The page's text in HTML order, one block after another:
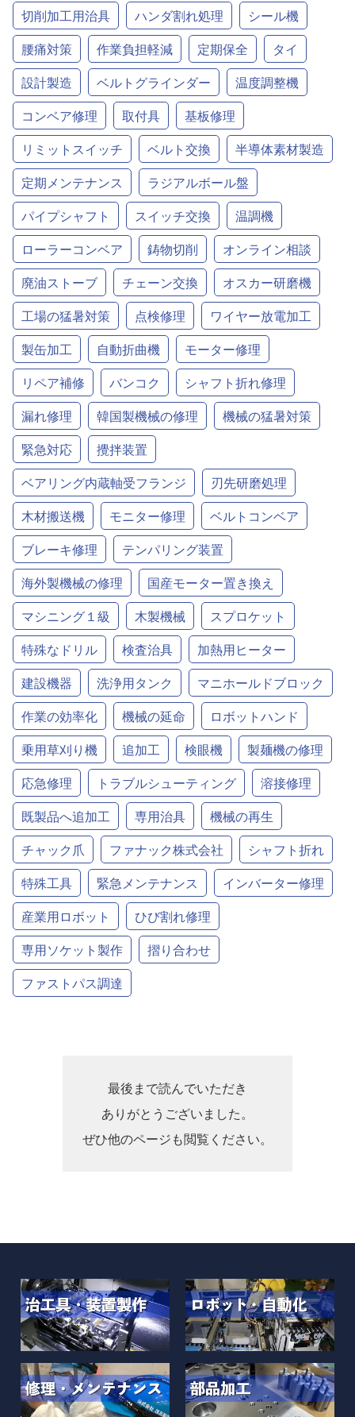
切削加工用治具
ハンダ割れ処理
シール機
腰痛対策
作業負担軽減 定期保全
タイ
設計製造
ベルトグラインダー
温度調整機
コンベア修理
取付具
基板修理
リミットスイッチ
ベルト交換
半導体素材製造
定期メンテナンス
ラジアルボール盤
パイプシャフト
スイッチ交換
温調機
ローラーコンベア
鋳物切削
オンライン相談
廃油ストーブ
チェーン交換
オスカー研磨機
工場の猛暑対策
点検修理
ワイヤー放電加工
製缶加工
自動折曲機
モーター修理
リペア補修
バンコク
シャフト折れ修理
漏れ修理
韓国製機械の修理
機械の猛暑対策
緊急対応
攪拌装置
ベアリング内蔵軸受フランジ
刃先研磨処理
木材搬送機
モニター修理
ベルトコンベア
ブレーキ修理
テンパリング装置
海外製機械の修理
国産モーター置き換え
マシニング１級
木製機械
スプロケット
特殊なドリル
検査治具
加熱用ヒーター
建設機器
洗浄用タンク
マニホールドブロック
作業の効率化
機械の延命
ロボットハンド
乗用草刈り機
追加工 検眼機
製麺機の修理
応急修理
トラブルシューティング
溶接修理
既製品へ追加工
専用治具
機械の再生
チャック爪
ファナック株式会社
シャフト折れ
特殊工具
緊急メンテナンス
インバーター修理
産業用ロボット
ひび割れ修理
専用ソケット製作
摺り合わせ
ファストパス調達
最後まで読んでいただき
ありがとうございました。
ぜひ他のページも閲覧ください。